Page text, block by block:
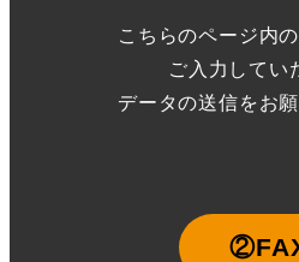
こちらのページ内
ご入力してい
データの送信をお